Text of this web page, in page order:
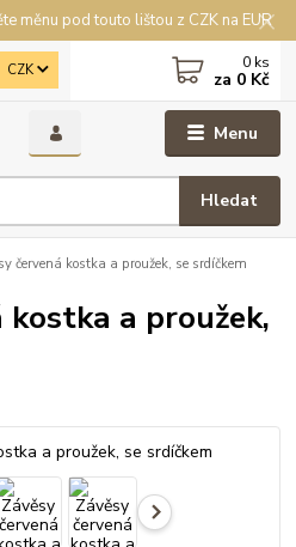
měnu pod touto lištou z CZK na EUR
Menu
CZK
Hledat
0 ks
za 0 Kč
červená kostka a proužek, se srdíčkem
kostka a proužek,